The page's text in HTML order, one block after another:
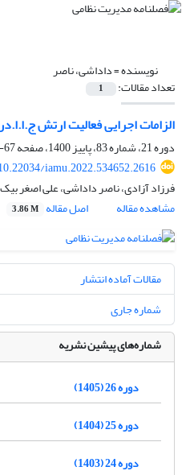
نویسنده =داداشی، ناصر
تعداد مقالات: 1
الزامات اجرایی فعالیت ارتش
دوره 21، شماره 83، پاییز 1400، صفحه
67-88
iamu.2022.534652.2616
فرزاد آزادی، ناصر داداشی، علی اصغر
مشاهده مقاله
اصل مقاله 3.86 M
مقالات آماده انتشار
شماره جاری
شماره‌های پیشین نشریه
دوره 26 (1405)
دوره 25 (1404)
دوره 24 (1403)